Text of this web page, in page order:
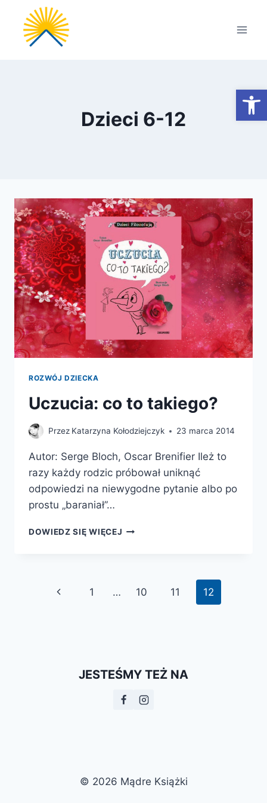
Przejdź
treści
Dzieci 6-12
ROZWÓJ DZIECKA
Uczucia: co to takiego?
Przez Katarzyna Kołodziejczyk 23 marca 2014
Autor: Serge Bloch, Oscar Brenifier Ileż to
razy każdy rodzic próbował uniknąć
odpowiedzi na niewygodne pytanie albo po
prostu „baraniał”…
DOWIEDZ SIĘ WIĘCEJ UCZUCIA:
Nawigacja
Poprzednia
1 … 10 11 12
JESTEŚMY TEŻ NA
© 2026 Mądre Książki